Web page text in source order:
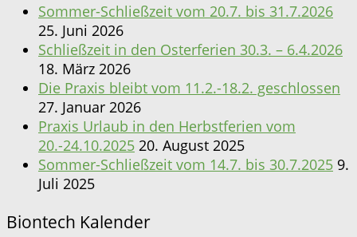
Sommer-Schließzeit vom 20.7. bis 31.7.2026
25. Juni 2026
Schließzeit in den Osterferien 30.3. – 6.4.2026
18. März 2026
Die Praxis bleibt vom 11.2.-18.2. geschlossen
27. Januar 2026
Praxis Urlaub in den Herbstferien vom
20.-24.10.2025 20. August 2025
Sommer-Schließzeit vom 14.7. bis 30.7.2025 9.
Juli 2025
Biontech Kalender